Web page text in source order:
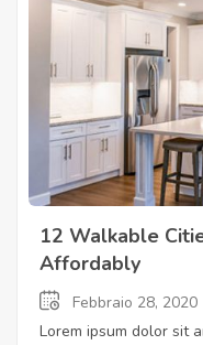
12 Walkable Cities
Affordably
Febbraio 28, 2020
Lorem ipsum dolor sit